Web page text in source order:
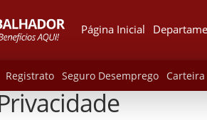
Página Inicial
Registrato Seguro Desemprego